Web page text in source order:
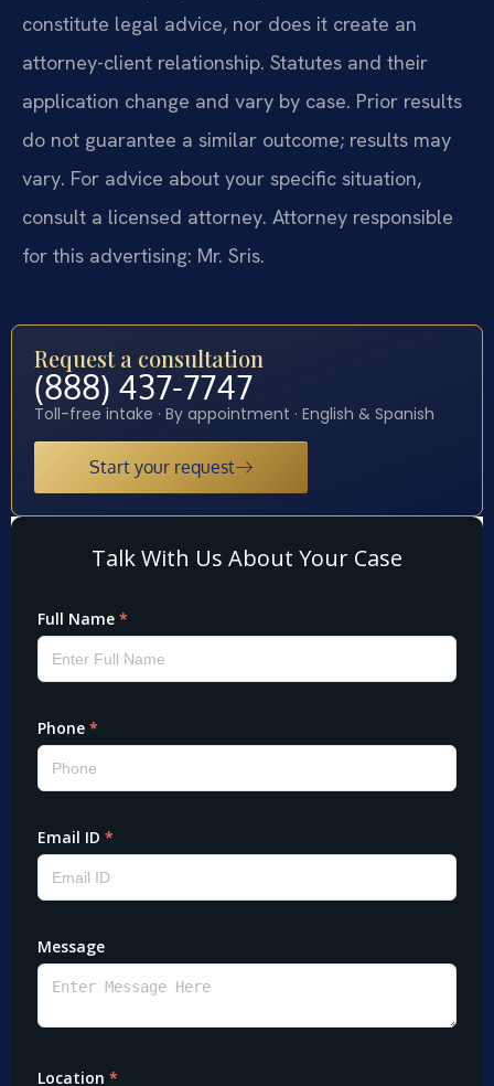
constitute legal advice, nor does it create an
attorney-client relationship. Statutes and their
application change and vary by case. Prior results
do not guarantee a similar outcome; results may
vary. For advice about your specific situation,
consult a licensed attorney. Attorney responsible
for this advertising: Mr. Sris.
Request a consultation
(888) 437-7747
Toll-free intake · By appointment · English & Spanish
Start your request